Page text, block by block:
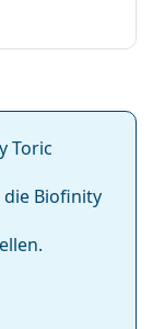
Toric
Biofinity